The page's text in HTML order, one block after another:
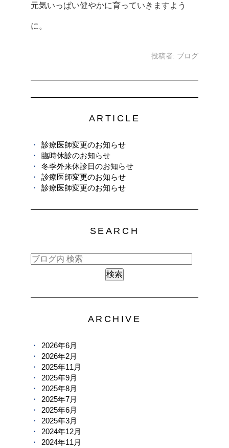
元気いっぱい健やかに育っていきますよう
に。
投稿者: ブログ
ARTICLE
診療医師変更のお知らせ
臨時休診のお知らせ
冬季外来休診日のお知らせ
診療医師変更のお知らせ
診療医師変更のお知らせ
SEARCH
ARCHIVE
2026年6月
2026年2月
2025年11月
2025年9月
2025年8月
2025年7月
2025年6月
2025年3月
2024年12月
2024年11月